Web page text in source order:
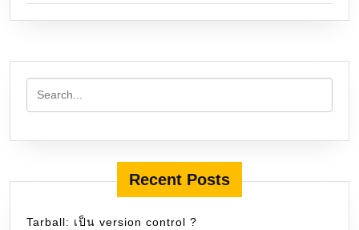
Recent Posts
Tarball: เป็น version control ?